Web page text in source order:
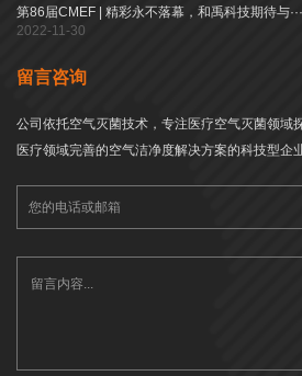
第86届CMEF | 精彩永不落幕，和禹科技期待与···
2022-11-30
留言咨询
公司依托空气灭菌技术，专注医疗空气灭菌领域
医疗领域完善的空气洁净度解决方案的科技型企业